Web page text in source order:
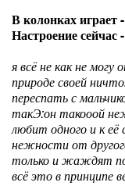
В колонках играет -
Настроение сейчас -
я всё не как не
природе своей
переспать с
такЭ:он такооой
любит одного и к
нежности от
только и жаждят
всё это в принципе